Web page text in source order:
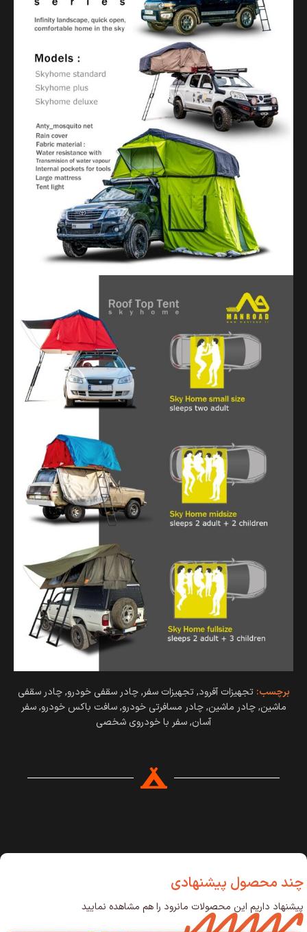
برچسب: تجهیزات آفرود, تجهیزات سفر, چادر سقفی خودرو, چادر سقفی
ماشین, چادر ماشین, چادر مسافرتی خودرو, سافت باکس خودرو, سفر
آسان,سفر با خودروی شخصی
چند محصول پیشنهادی
پیشنهاد داریم این محصولات مانرود را هم مشاهده نمایید